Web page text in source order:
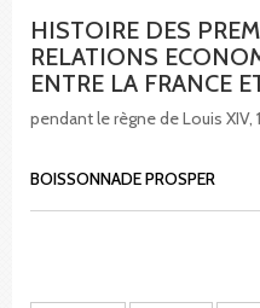
HISTOIRE DES
RELATIONS
ENTRE LA FRANCE
pendant le règne de Louis XIV,
BOISSONNADE PROSPER